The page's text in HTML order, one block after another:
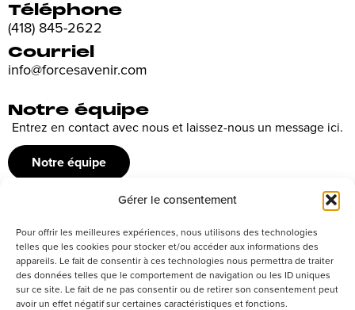
Gérer le consentement
Pour offrir les meilleures expériences, nous utilisons des technologies
telles que les cookies pour stocker et/ou accéder aux informations des
appareils. Le fait de consentir à ces technologies nous permettra de traiter
des données telles que le comportement de navigation ou les ID uniques
sur ce site. Le fait de ne pas consentir ou de retirer son consentement peut
avoir un effet négatif sur certaines caractéristiques et fonctions.
Téléphone
(418) 845-2622
Courriel
info@forcesavenir.com
Notre équipe
Entrez en contact avec nous et laissez-nous un message ici.
Notre équipe
Recrutement
Découvrez nos offres d’emploi ou envoyez votre candidature
spontanée
Postuler